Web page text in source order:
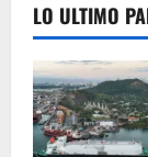
LO ULTIMO